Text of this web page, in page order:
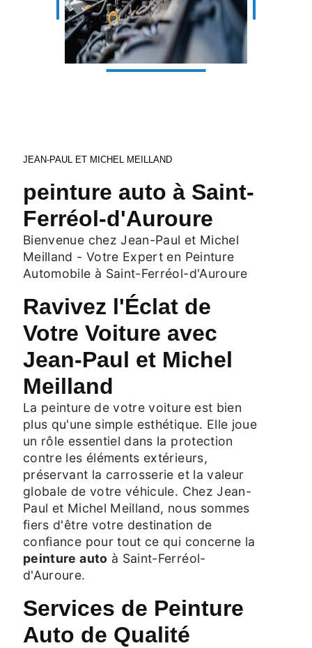
JEAN-PAUL ET MICHEL MEILLAND
peinture auto à Saint-
Ferréol-d'Auroure
Bienvenue chez Jean-Paul et Michel
Meilland - Votre Expert en Peinture
Automobile à Saint-Ferréol-d'Auroure
Ravivez l'Éclat de
Votre Voiture avec
Jean-Paul et Michel
Meilland
La peinture de votre voiture est bien
plus qu'une simple esthétique. Elle joue
un rôle essentiel dans la protection
contre les éléments extérieurs,
préservant la carrosserie et la valeur
globale de votre véhicule. Chez Jean-
Paul et Michel Meilland, nous sommes
fiers d'être votre destination de
confiance pour tout ce qui concerne la
peinture auto à Saint-Ferréol-
d'Auroure.
Services de Peinture
Auto de Qualité